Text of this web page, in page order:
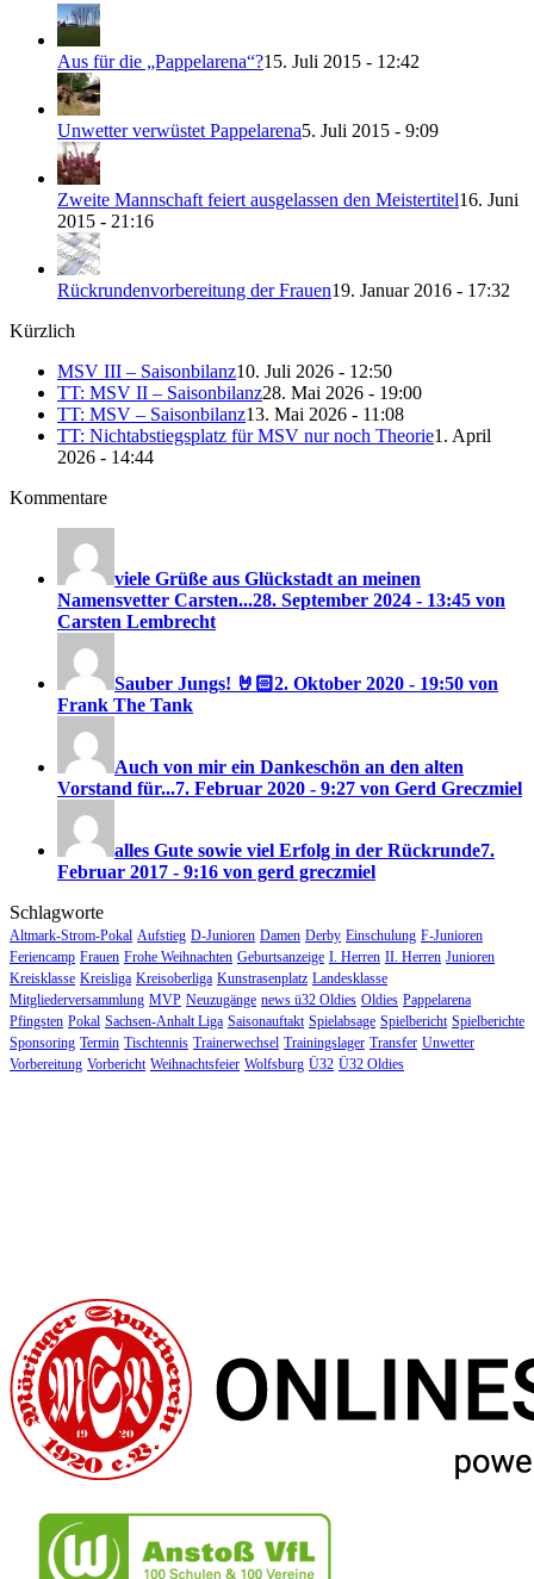
Aus für die „Pappelarena“?15. Juli 2015 - 12:42
Unwetter verwüstet Pappelarena5. Juli 2015 - 9:09
Zweite Mannschaft feiert ausgelassen den Meistertitel16. Juni
2015 - 21:16
Rückrundenvorbereitung der Frauen19. Januar 2016 - 17:32
Kürzlich
MSV III – Saisonbilanz10. Juli 2026 - 12:50
TT: MSV II – Saisonbilanz28. Mai 2026 - 19:00
TT: MSV – Saisonbilanz13. Mai 2026 - 11:08
TT: Nichtabstiegsplatz für MSV nur noch Theorie1. April
2026 - 14:44
Kommentare
viele Grüße aus Glückstadt an meinen
Namensvetter Carsten...28. September 2024 - 13:45 von
Carsten Lembrecht
Sauber Jungs! 🤘🏻2. Oktober 2020 - 19:50 von
Frank The Tank
Auch von mir ein Dankeschön an den alten
Vorstand für...7. Februar 2020 - 9:27 von Gerd Greczmiel
alles Gute sowie viel Erfolg in der Rückrunde7.
Februar 2017 - 9:16 von gerd greczmiel
Schlagworte
Altmark-Strom-Pokal Aufstieg D-Junioren Damen Derby Einschulung F-Junioren
Feriencamp Frauen Frohe Weihnachten Geburtsanzeige I. Herren II. Herren Junioren
Kreisklasse Kreisliga Kreisoberliga Kunstrasenplatz Landesklasse
Mitgliederversammlung MVP Neuzugänge news ü32 Oldies Oldies Pappelarena
Pfingsten Pokal Sachsen-Anhalt Liga Saisonauftakt Spielabsage Spielbericht Spielberichte
Sponsoring Termin Tischtennis Trainerwechsel Trainingslager Transfer Unwetter
Vorbereitung Vorbericht Weihnachtsfeier Wolfsburg Ü32 Ü32 Oldies